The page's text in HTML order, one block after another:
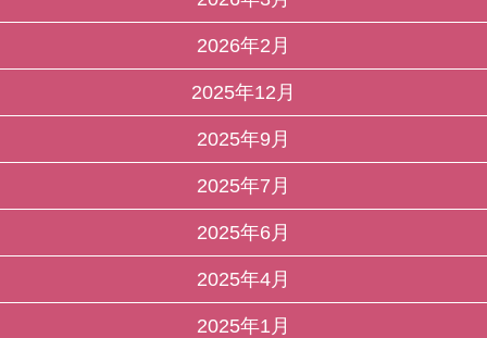
2026年2月
2025年12月
2025年9月
2025年7月
2025年6月
2025年4月
2025年1月